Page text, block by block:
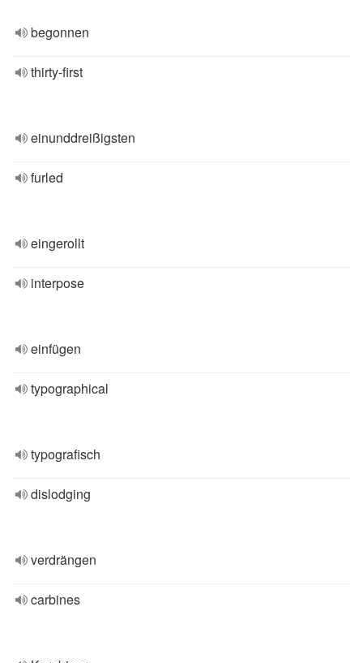
begonnen
thirty-first
einunddreißigsten
furled
eingerollt
interpose
einfügen
typographical
typografisch
dislodging
verdrängen
carbines